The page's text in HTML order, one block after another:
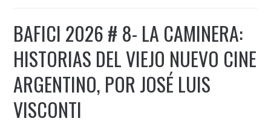
BAFICI 2026 # 8- LA CAMINERA:
HISTORIAS DEL VIEJO NUEVO CINE
ARGENTINO, POR JOSÉ LUIS
VISCONTI